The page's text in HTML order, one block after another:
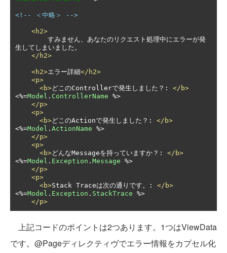
<!-- ＜中略＞ -->
<h2>
生してしまいました。
</h2>
<h2>エラー詳細</h2>
<p>
<b>どこのControllerで発生しました？: </b>
<%=Model . ControllerName %>
</p>
<p>
<b>どこのActionで発生しました？: </b>
<%=Model . ActionName %>
</p>
<p>
<b>どんなMessageを持っていますか？: </b>
<%=Model . Exception . Message %>
</p>
<p>
<b>Stack Traceは次の通りです。: </b>
<%=Model . Exception . StackTrace %>
</p>
上記コードのポイントは2つあります。1つはViewData
です。@Pageディレクティヴでエラー情報をカプセル化